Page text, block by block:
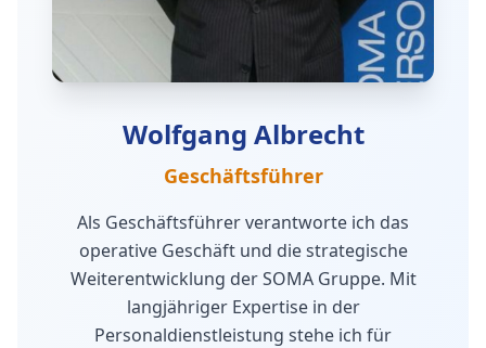
Wolfgang Albrecht
Geschäftsführer
Als Geschäftsführer verantworte ich das
operative Geschäft und die strategische
Weiterentwicklung der SOMA Gruppe. Mit
langjähriger Expertise in der
Personaldienstleistung stehe ich für